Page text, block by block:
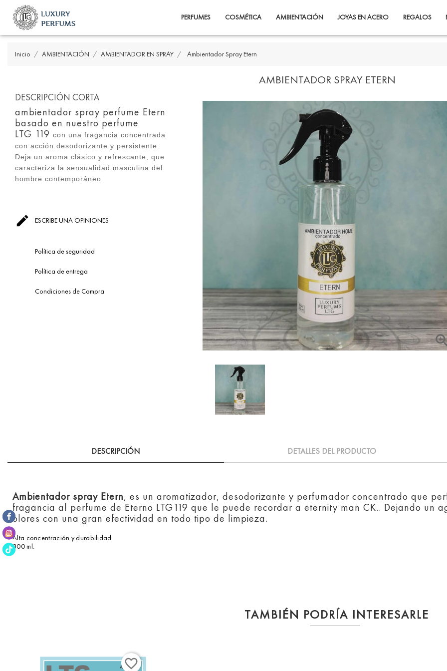
PERFUMES COSMÉTICA AMBIENTACIÓN JOYAS EN ACERO REGALOS
Inicio AMBIENTACIÓN AMBIENTADOR EN SPRAY Ambientador Spray Etern
DESCRIPCIÓN CORTA
ambientador spray perfume Etern
basado en nuestro perfume
LTG 119 con una fragancia concentrada
con acción desodorizante y persistente.
Deja un aroma clásico y refrescante, que
caracteriza la sensualidad masculina del
hombre contemporáneo.
 ESCRIBE UNA OPINIONES
Política de seguridad
Política de entrega
Condiciones de Compra
AMBIENTADOR SPRAY ETERN
DESCRIPCIÓN DETALLES DEL PRODUCTO
Ambientador spray Etern, es un aromatizador, desodorizante y perfumador concentrado que
fragancia al perfume de Eterno LTG119 que le puede recordar a eternity man CK.. Dejando un
olores con una gran efectividad en todo tipo de limpieza.
Alta concentración y durabilidad
300 ml.
TAMBIÉN PODRÍA INTERESARLE
favorite_border